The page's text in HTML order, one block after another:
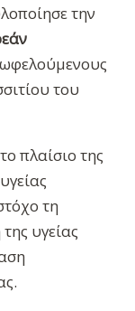
την
του
πλαίσιο της
τη
υγείας